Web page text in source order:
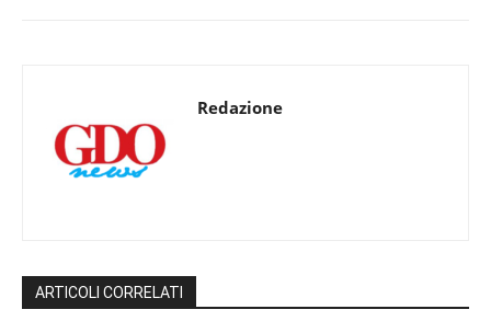
Redazione
ARTICOLI CORRELATI